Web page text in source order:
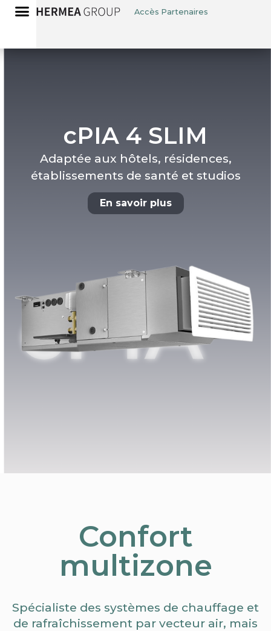
Accès Partenaires
cPIA 4 SLIM
Adaptée aux hôtels, résidences,
établissements de santé et studios
En savoir plus
Confort
multizone
Spécialiste des systèmes de chauffage et
de rafraîchissement par vecteur air, mais